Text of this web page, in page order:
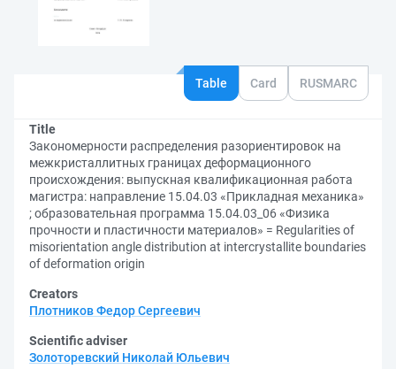
Table Card RUSMARC
Title
Закономерности распределения разориентировок на
межкристаллитных границах деформационного
происхождения: выпускная квалификационная работа
магистра: направление 15.04.03 «Прикладная механика»
; образовательная программа 15.04.03_06 «Физика
прочности и пластичности материалов» = Regularities of
misorientation angle distribution at intercrystallite boundaries
of deformation origin
Creators
Плотников Федор Сергеевич
Scientific adviser
Золоторевский Николай Юльевич